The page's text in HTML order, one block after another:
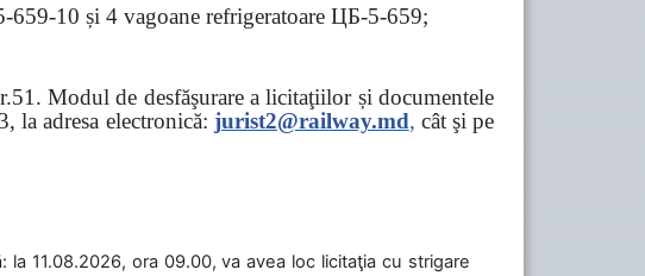
10 și 4 vagoane refrigeratoare ЦБ-5-659;
Modul de desfăşurare a licitaţiilor și documentele
la adresa electronică: jurist2@railway.md, cât şi pe
11.08.2026, ora 09.00, va avea loc licitaţia cu strigare